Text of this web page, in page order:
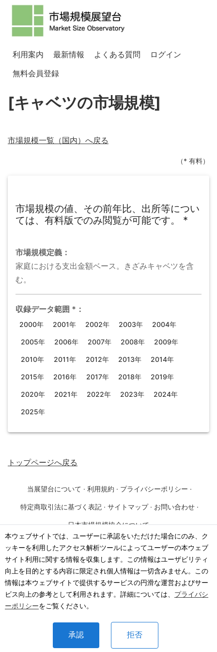
本ウェブサイトでは、ユーザーに承認をいただけた場合にのみ、ク
ッキーを利用したアクセス解析ツールによってユーザーの本ウェブ
サイト利用に関する情報を収集します。この情報はユーザビリティ
向上を目的とする内容に限定され個人情報は一切含みません。この
情報は本ウェブサイトで提供するサービスの円滑な運営およびサー
ビス向上の参考として利用されます。詳細については、 プライバシ
ーポリシーをご覧ください。
承認 拒否
利用案内 最新情報 よくある質問
ログイン
無料会員登録
[キャベツの市場規模]
市場規模一覧（国内）へ戻る
（* 有料）
市場規模の値、その前年比、出所等につい
ては、有料版でのみ閲覧が可能です。
*
市場規模定義：
家庭における支出金額ベース。きざみキャベツを含
む。
収録データ範囲 * ：
2000年 2001年 2002年 2003年 2004年
2005年 2006年 2007年 2008年 2009年
2010年 2011年 2012年 2013年 2014年
2015年 2016年 2017年 2018年 2019年
2020年 2021年 2022年 2023年 2024年
2025年
トップページへ戻る
当展望台について · 利用規約 · プライバシーポリシー ·
特定商取引法に基づく表記 · サイトマップ · お問い合わせ ·
日本市場規模協会について
©2026· 一般社団法人 日本市場規模協会